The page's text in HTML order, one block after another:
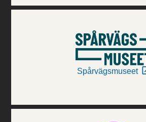
Spårvägsmuseet